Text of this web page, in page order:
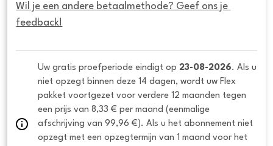
Wil je een andere betaalmethode? Geef ons je
feedback!
Uw gratis proefperiode eindigt op 23-08-2026. Als u
niet opzegt binnen deze 14 dagen, wordt uw Flex
pakket voortgezet voor verdere 12 maanden tegen
een prijs van 8,33 € per maand (eenmalige
afschrijving van 99,96 €). Als u het abonnement niet
opzegt met een opzegtermijn van 1 maand voor het